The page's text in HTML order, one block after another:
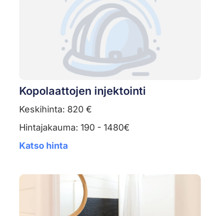
Kopolaattojen injektointi
Keskihinta: 820 €
Hintajakauma: 190 - 1480€
Katso hinta